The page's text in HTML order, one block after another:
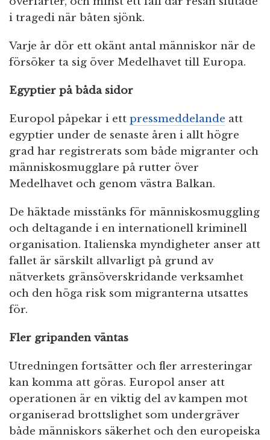
i tragedi när båten sjönk.
Varje år dör ett okänt antal människor när de
försöker ta sig över Medelhavet till Europa.
Egyptier på båda sidor
Europol påpekar i ett pressmeddelande att
egyptier under de senaste åren i allt högre
grad har registrerats som både migranter och
människosmugglare på rutter över
Medelhavet och genom västra Balkan.
De häktade misstänks för människosmuggling
och deltagande i en internationell kriminell
organisation. Italienska myndigheter anser att
fallet är särskilt allvarligt på grund av
nätverkets gränsöverskridande verksamhet
och den höga risk som migranterna utsattes
för.
Fler gripanden väntas
Utredningen fortsätter och fler arresteringar
kan komma att göras. Europol anser att
operationen är en viktig del av kampen mot
organiserad brottslighet som undergräver
både människors säkerhet och den europeiska